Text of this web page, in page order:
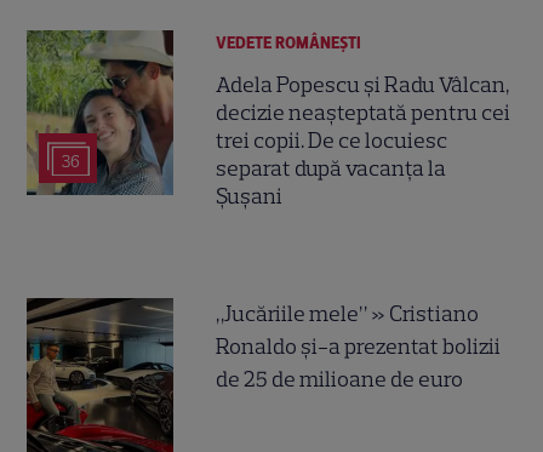
36
VEDETE ROMÂNEŞTI
Adela Popescu și Radu Vâlcan,
decizie neașteptată pentru cei
trei copii. De ce locuiesc
separat după vacanța la
Șușani
„Jucăriile mele” » Cristiano
Ronaldo și-a prezentat bolizii
de 25 de milioane de euro